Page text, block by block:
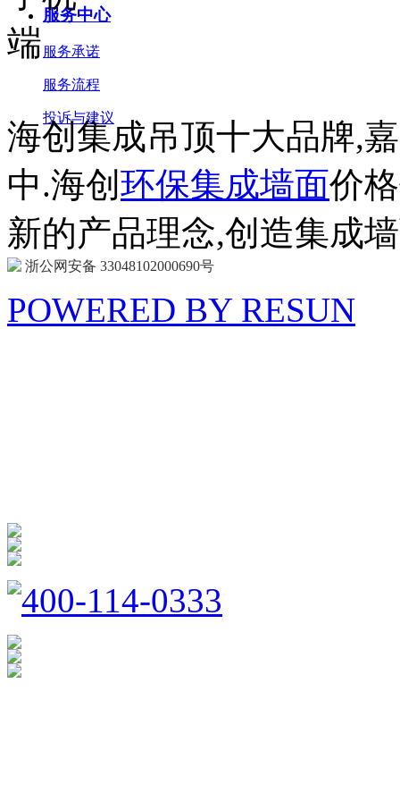
服务中心
服务承诺
服务流程
投诉与建议
海创集成吊顶十大品牌,
中.海创环保集成墙面价
新的产品理念,创造集成
浙公网安备 33048102000690号
POWERED BY RESUN
400-114-0333